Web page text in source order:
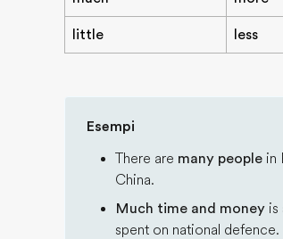
little less
Esempi
There are many people in
China.
Much time and money is
spent on national defence.